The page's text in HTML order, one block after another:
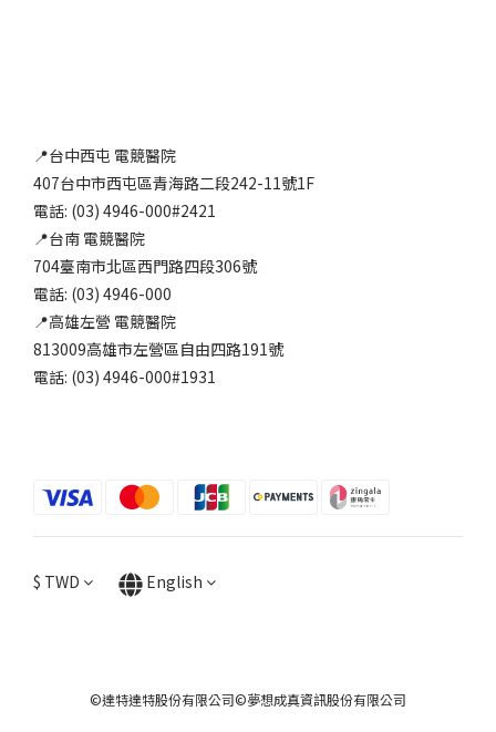
📍台中西屯 電競醫院
407台中市西屯區青海路二段242-11號1F
電話: (03) 4946-000#2421
📍台南 電競醫院
704臺南市北區西門路四段306號
電話: (03) 4946-000
📍高雄左營 電競醫院
813009高雄市左營區自由四路191號
電話: (03) 4946-000#1931
$ TWD English
©達特達特股份有限公司©夢想成真資訊股份有限公司